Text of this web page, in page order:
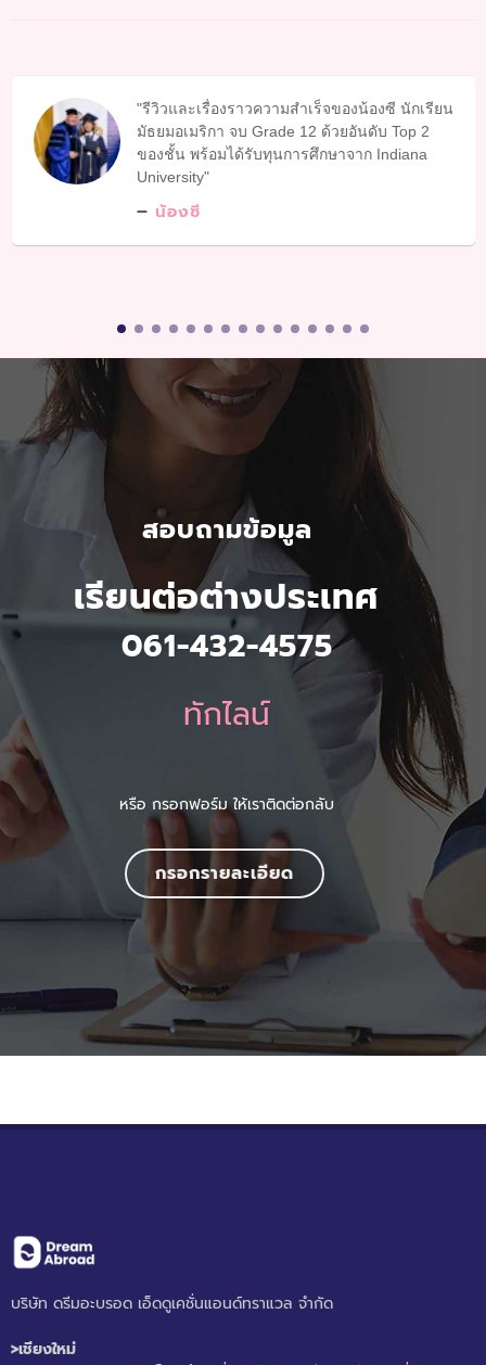
รีวิวและเรื่องราวความสำเร็จของน้องซี นักเรียน
มัธยมอเมริกา จบ Grade 12 ด้วยอันดับ Top 2
ของชั้น พร้อมได้รับทุนการศึกษาจาก Indiana
University
น้องซี
สอบถามข้อมูล
เรียนต่อต่างประเทศ
061-432-4575
ทักไลน์
หรือ กรอกฟอร์ม ให้เราติดต่อกลับ
กรอกรายละเอียด
บริษัท ดรีมอะบรอด เอ็ดดูเคชั่นแอนด์ทราแวล จำกัด
>เชียงใหม่